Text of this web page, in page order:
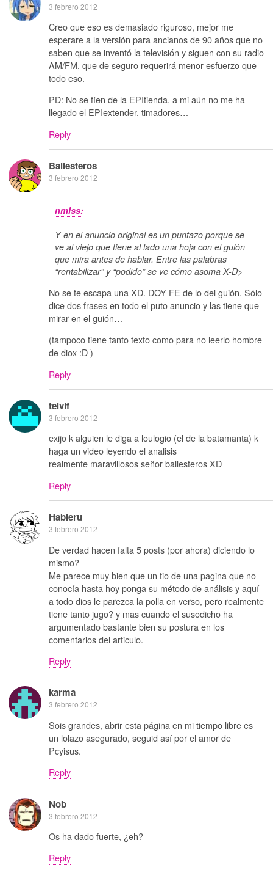
3 febrero 2012
Creo que eso es demasiado riguroso, mejor me
esperare a la versión para ancianos de 90 años que no
saben que se inventó la televisión y siguen con su radio
AM/FM, que de seguro requerirá menor esfuerzo que
todo eso.
PD: No se fíen de la EPItienda, a mi aún no me ha
llegado el EPIextender, timadores…
Reply
Ballesteros
3 febrero 2012
nmlss:
Y en el anuncio original es un puntazo porque se
ve al viejo que tiene al lado una hoja con el guión
que mira antes de hablar. Entre las palabras
“rentabilizar” y “podido” se ve cómo asoma X-D>
No se te escapa una XD. DOY FE de lo del guión. Sólo
dice dos frases en todo el puto anuncio y las tiene que
mirar en el guión…
(tampoco tiene tanto texto como para no leerlo hombre
de diox :D )
Reply
telvif
3 febrero 2012
exijo k alguien le diga a loulogio (el de la batamanta) k
haga un video leyendo el analisis
realmente maravillosos señor ballesteros XD
Reply
Habieru
3 febrero 2012
De verdad hacen falta 5 posts (por ahora) diciendo lo
mismo?
Me parece muy bien que un tio de una pagina que no
conocía hasta hoy ponga su método de análisis y aquí
a todo dios le parezca la polla en verso, pero realmente
tiene tanto jugo? y mas cuando el susodicho ha
argumentado bastante bien su postura en los
comentarios del articulo.
Reply
karma
3 febrero 2012
Sois grandes, abrir esta página en mi tiempo libre es
un lolazo asegurado, seguid así por el amor de
Pcyisus.
Reply
Nob
3 febrero 2012
Os ha dado fuerte, ¿eh?
Reply